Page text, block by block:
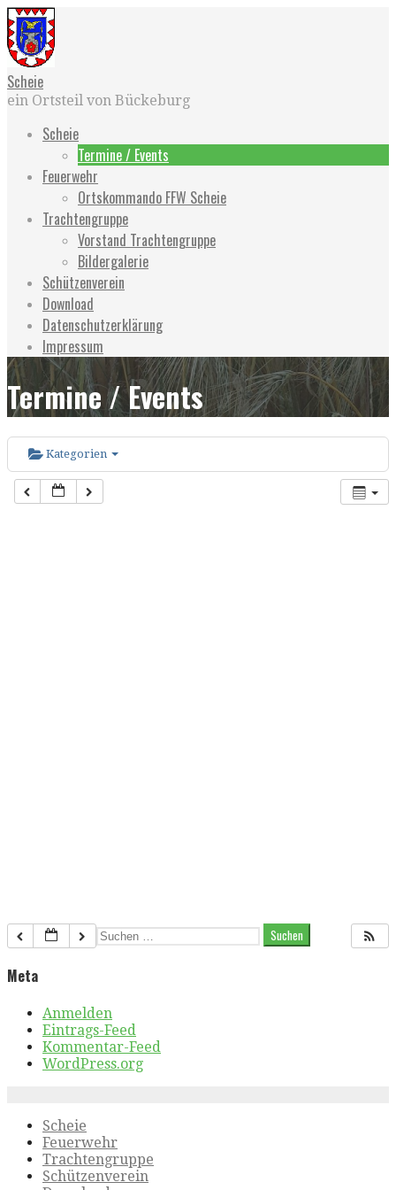
Zum
Inhalt
springen
Scheie
ein Ortsteil von Bückeburg
Scheie
Termine / Events
Feuerwehr
Ortskommando FFW Scheie
Trachtengruppe
Vorstand Trachtengruppe
Bildergalerie
Schützenverein
Download
Datenschutzerklärung
Impressum
Termine / Events
Kategorien
Suchen
nach:
Meta
Anmelden
Eintrags-Feed
Kommentar-Feed
WordPress.org
Scheie
Feuerwehr
Trachtengruppe
Schützenverein